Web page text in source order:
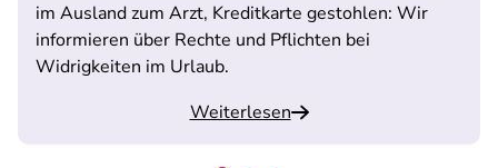
im Ausland zum Arzt, Kreditkarte gestohlen: Wir
informieren über Rechte und Pflichten bei
Widrigkeiten im Urlaub.
Weiterlesen